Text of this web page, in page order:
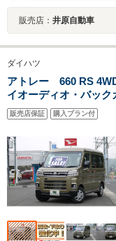
販売店： 井原自動車
ダイハツ
アトレー 660 RS
イオーディオ・バック
販売店保証 購入プラン付